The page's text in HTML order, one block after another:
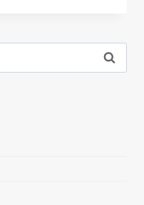
Buscar